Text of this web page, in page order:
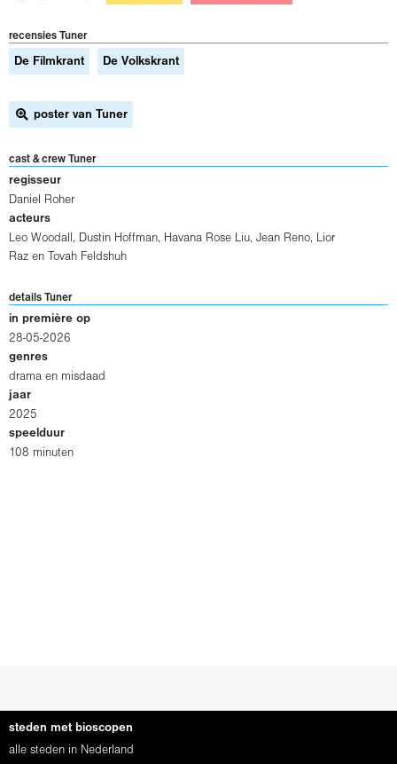
recensies Tuner
De Filmkrant De Volkskrant
poster van Tuner
cast & crew Tuner
regisseur
Daniel Roher
acteurs
Leo Woodall , Dustin Hoffman, Havana Rose Liu, Jean Reno,
Lior
Raz en Tovah Feldshuh
details Tuner
in première op
28-05-2026
genres
drama en misdaad
jaar
2025
speelduur
108 minuten
steden met bioscopen
alle steden in Nederland